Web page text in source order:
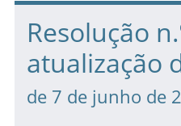
Início do conteúdo
Resolução
atualização
de 7 de junho de